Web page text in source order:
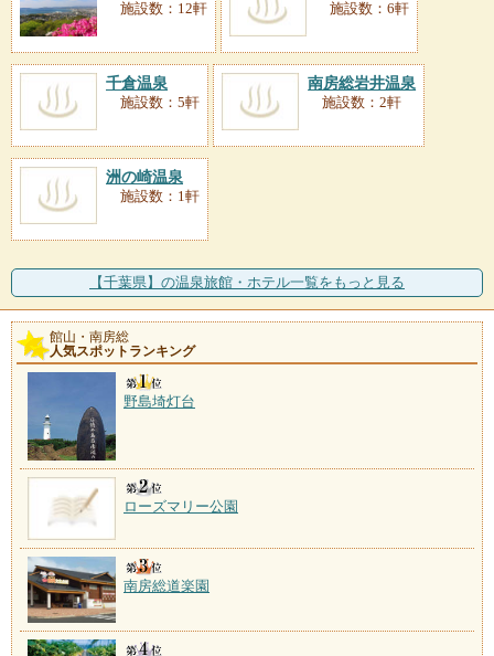
施設数：12軒 施設数：6軒
千倉温泉
施設数：5軒
南房総岩井温泉
施設数：2軒
洲の崎温泉
施設数：1軒
【千葉県】の温泉旅館・ホテル一覧をもっと見る
館山・南房総
人気スポットランキング
野島埼灯台
ローズマリー公園
南房総道楽園